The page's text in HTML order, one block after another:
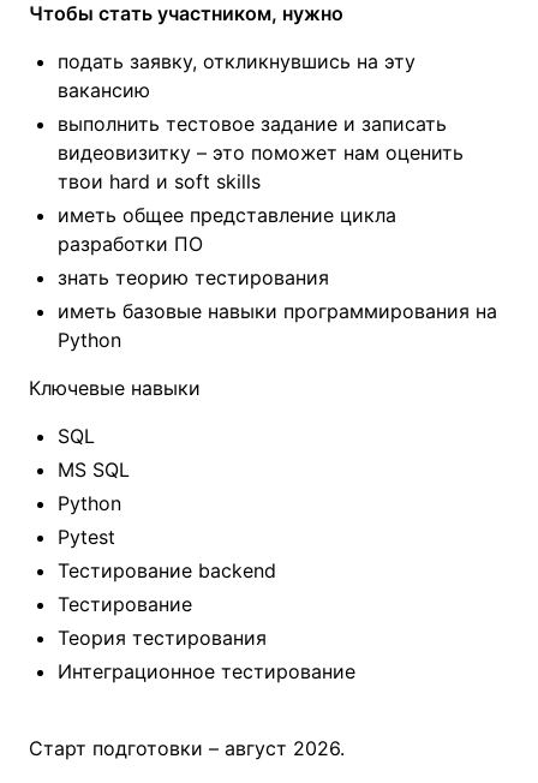
Чтобы стать участником, нужно
подать заявку, откликнувшись на эту
вакансию
выполнить тестовое задание и записать
видеовизитку – это поможет нам оценить
твои hard и soft skills
иметь общее представление цикла
разработки ПО
знать теорию тестирования
иметь базовые навыки программирования на
Python
Ключевые навыки
SQL
MS SQL
Python
Pytest
Тестирование backend
Тестирование
Теория тестирования
Интеграционное тестирование
Старт подготовки – август 2026.